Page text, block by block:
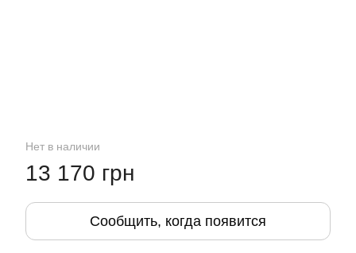
Нет в наличии
13 170 грн
Сообщить, когда появится